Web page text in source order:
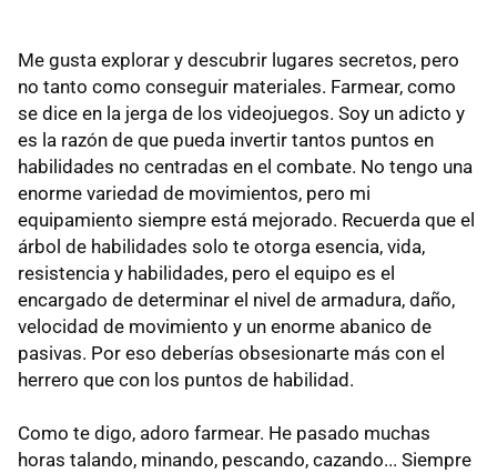
Me gusta explorar y descubrir lugares secretos, pero
no tanto como conseguir materiales. Farmear, como
se dice en la jerga de los videojuegos. Soy un adicto y
es la razón de que pueda invertir tantos puntos en
habilidades no centradas en el combate. No tengo una
enorme variedad de movimientos, pero mi
equipamiento siempre está mejorado. Recuerda que el
árbol de habilidades solo te otorga esencia, vida,
resistencia y habilidades, pero el equipo es el
encargado de determinar el nivel de armadura, daño,
velocidad de movimiento y un enorme abanico de
pasivas. Por eso deberías obsesionarte más con el
herrero que con los puntos de habilidad.
Como te digo, adoro farmear. He pasado muchas
horas talando, minando, pescando, cazando... Siempre